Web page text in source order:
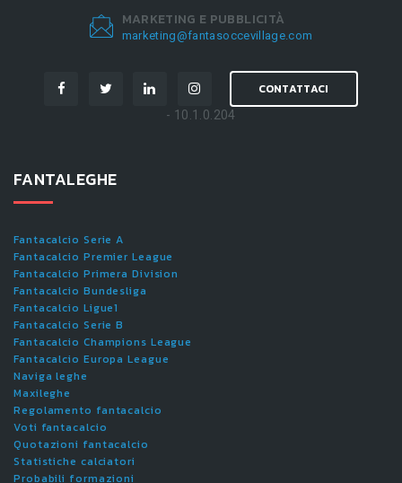
MARKETING E PUBBLICITÀ
marketing@fantasoccevillage.com
CONTATTACI
- 10.1.0.204
FANTALEGHE
Fantacalcio Serie A
Fantacalcio Premier League
Fantacalcio Primera Division
Fantacalcio Bundesliga
Fantacalcio Ligue1
Fantacalcio Serie B
Fantacalcio Champions League
Fantacalcio Europa League
Naviga leghe
Maxileghe
Regolamento fantacalcio
Voti fantacalcio
Quotazioni fantacalcio
Statistiche calciatori
Probabili formazioni